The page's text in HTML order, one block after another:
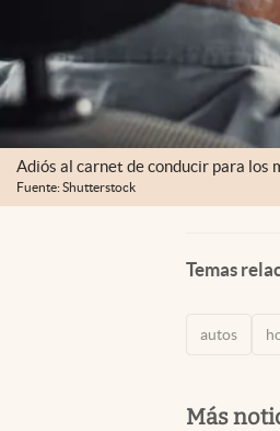
Adiós al carnet de conducir para los
Fuente: Shutterstock
Temas
autos
Más